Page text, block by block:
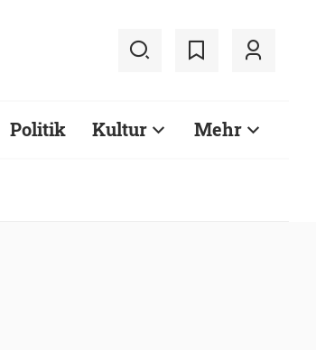
Politik Kultur Mehr